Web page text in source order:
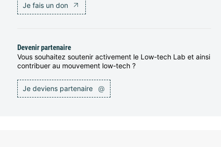
Je fais un don
Devenir partenaire
Vous souhaitez soutenir activement le Low-tech Lab et ainsi
contribuer au mouvement low-tech ?
Je deviens partenaire @